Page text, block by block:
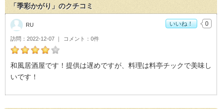
「季彩かがり」のクチコミ
RUの季彩かがりおすすめ度：4
和風居酒屋です！提供は遅めですが、料理は料亭チックで美味し
いです！
訪問 2022-12-07 コメント 0件
RU いいね！ 0